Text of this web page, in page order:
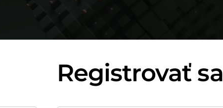
Registrovať sa